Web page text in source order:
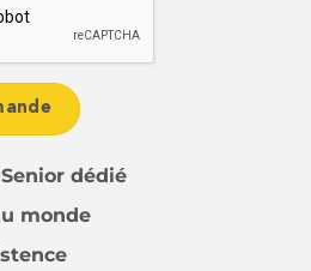
dédié
monde